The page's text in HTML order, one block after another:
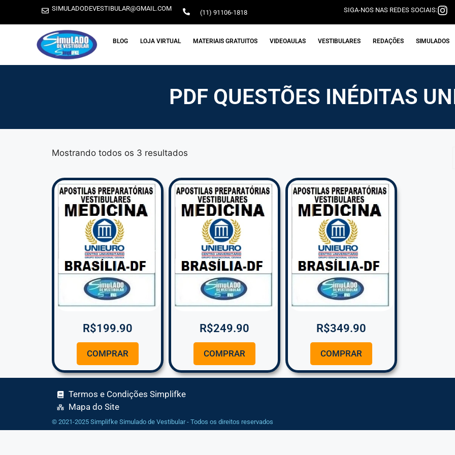
SIMULADODEVESTIBULAR@GMAIL.COM (11) 91106-1818 SIGA-NOS NAS REDES SOCIAIS:
BLOG LOJA VIRTUAL MATERIAIS GRATUITOS VIDEOAULAS VESTIBULARES REDAÇÕES SIMULADOS
PDF QUESTÕES INÉDITAS
Mostrando todos os 3 resultados
R$199.90
COMPRAR
R$249.90
COMPRAR
R$349.90
COMPRAR
Termos e Condições Simplifke
Mapa do Site
© 2021-2025 Simplifke Simulado de Vestibular - Todos os direitos reservados